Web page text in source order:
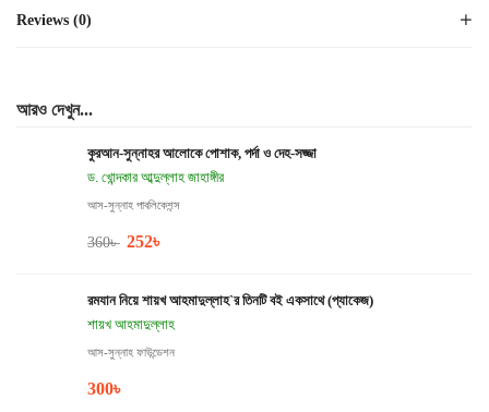
Reviews (0)
আরও দেখুন...
কুরআন-সুন্নাহর আলোকে পোশাক, পর্দা ও দেহ-সজ্জা
ড. খোন্দকার আব্দুল্লাহ জাহাঙ্গীর
আস-সুন্নাহ পাবলিকেশন্স
360৳ 252৳
রমযান নিয়ে শায়খ আহমাদুল্লাহ`র তিনটি বই একসাথে (প্যাকেজ)
শায়খ আহমাদুল্লাহ
আস-সুন্নাহ ফাউন্ডেশন
300৳